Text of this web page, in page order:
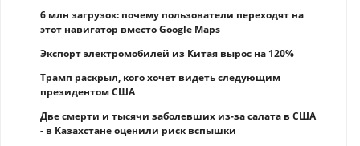
6 млн загрузок: почему пользователи переходят на
этот навигатор вместо Google Maps
Экспорт электромобилей из Китая вырос на 120%
Трамп раскрыл, кого хочет видеть следующим
президентом США
Две смерти и тысячи заболевших из-за салата в США
- в Казахстане оценили риск вспышки